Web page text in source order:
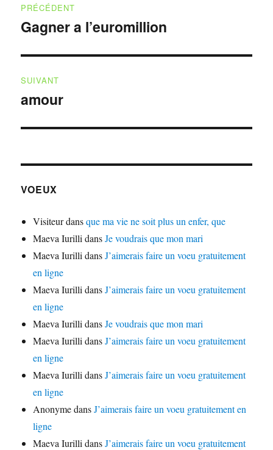
de
PRÉCÉDENT
Publication
Gagner a l’euromillion
SUIVANT
Publication
amour
VOEUX
Visiteurdansque ma vie ne soit plus un enfer, que
Maeva Iurilli dansJe voudrais que mon mari
Maeva Iurilli dansJ’aimerais faire un voeu gratuitement
en ligne
Maeva Iurilli dansJ’aimerais faire un voeu gratuitement
en ligne
Maeva Iurilli dansJe voudrais que mon mari
Maeva Iurilli dansJ’aimerais faire un voeu gratuitement
en ligne
Maeva Iurilli dansJ’aimerais faire un voeu gratuitement
en ligne
AnonymedansJ’aimerais faire un voeu gratuitement en
ligne
Maeva Iurilli dansJ’aimerais faire un voeu gratuitement